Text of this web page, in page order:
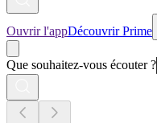
Ouvrir l'appDécouvrir Prime
Que souhaitez-vous écouter ?